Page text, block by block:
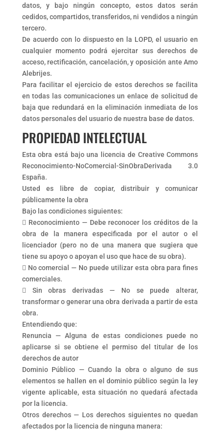
datos, y bajo ningún concepto, estos datos serán
cedidos, compartidos, transferidos, ni vendidos a ningún
tercero.
De acuerdo con lo dispuesto en la LOPD, el usuario en
cualquier momento podrá ejercitar sus derechos de
acceso, rectificación, cancelación, y oposición ante Amo
Alebrijes.
Para facilitar el ejercicio de estos derechos se facilita
en todas las comunicaciones un enlace de solicitud de
baja que redundará en la eliminación inmediata de los
datos personales del usuario de nuestra base de datos.
PROPIEDAD INTELECTUAL
Esta obra está bajo una licencia de Creative Commons
Reconocimiento-NoComercial-SinObraDerivada 3.0
España.
Usted es libre de copiar, distribuir y comunicar
públicamente la obra
Bajo las condiciones siguientes:
 Reconocimiento — Debe reconocer los créditos de la
obra de la manera especificada por el autor o el
licenciador (pero no de una manera que sugiera que
tiene su apoyo o apoyan el uso que hace de su obra).
 No comercial — No puede utilizar esta obra para fines
comerciales.
 Sin obras derivadas — No se puede alterar,
transformar o generar una obra derivada a partir de esta
obra.
Entendiendo que:
Renuncia — Alguna de estas condiciones puede no
aplicarse si se obtiene el permiso del titular de los
derechos de autor
Dominio Público — Cuando la obra o alguno de sus
elementos se hallen en el dominio público según la ley
vigente aplicable, esta situación no quedará afectada
por la licencia.
Otros derechos — Los derechos siguientes no quedan
afectados por la licencia de ninguna manera: